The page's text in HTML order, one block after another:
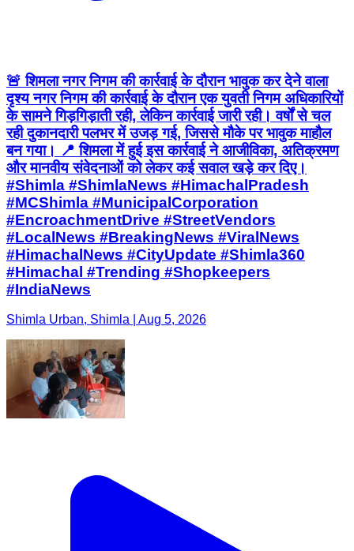
🚨 शिमला नगर निगम की कार्रवाई के दौरान भावुक कर देने वाला
दृश्य नगर निगम की कार्रवाई के दौरान एक युवती निगम अधिकारियों
के सामने गिड़गिड़ाती रही, लेकिन कार्रवाई जारी रही। वर्षों से चल
रही दुकानदारी पलभर में उजड़ गई, जिससे मौके पर भावुक माहौल
बन गया। 📍 शिमला में हुई इस कार्रवाई ने आजीविका, अतिक्रमण
और मानवीय संवेदनाओं को लेकर कई सवाल खड़े कर दिए।
#Shimla #ShimlaNews #HimachalPradesh
#MCShimla #MunicipalCorporation
#EncroachmentDrive #StreetVendors
#LocalNews #BreakingNews #ViralNews
#HimachalNews #CityUpdate #Shimla360
#Himachal #Trending #Shopkeepers
#IndiaNews
Shimla Urban, Shimla | Aug 5, 2026